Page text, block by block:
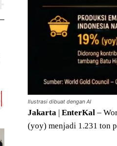
Ilustrasi dibuat dengan AI
Jakarta | EnterKal –
(yoy) menjadi 1.231 ton